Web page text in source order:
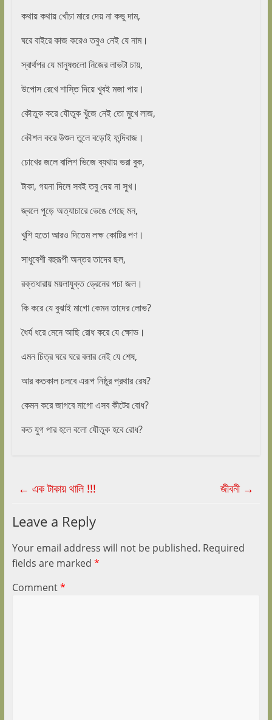
কথায় কথায় খোঁচা মারে দেয় না কভু দাম,
ঘরে বাইরে কাজ করেও তবুও নেই যে নাম।
স্বার্থপর যে মানুষগুলো নিজের লাভটা চায়,
উপোস রেখে শাস্তি দিয়ে খুবই মজা পায়।
কৌতুক করে যৌতুক খুঁজে নেই তো মুখে লাজ,
কৌশল করে উশুল তুলে বড়োই ফন্দিবাজ।
চোখের জলে বালিশ ভিজে ব্যথায় ভরা বুক,
টাকা, গয়না দিলে সবই তবু দেয় না সুখ।
জ্বলে পুড়ে অত্যাচারে ভেঙে গেছে মন,
খুশি হতো আরও দিতেম লক্ষ কোটির পণ।
সাধুবেশী বহুরূপী অন্তর তাদের ছল,
রক্তধারায় ময়লাযুক্ত ড্রেনের পচা জল।
কি করে যে বুঝাই মাগো কেমন তাদের লোভ?
ধৈর্য ধরে মেনে আছি রোধ করে যে ক্ষোভ।
এমন চিত্র ঘরে ঘরে বলার নেই যে শেষ,
আর কতকাল চলবে এরূপ নিষ্ঠুর প্রথার রেষ?
কেমন করে জাগবে মাগো এসব কীটের বোধ?
কত যুগ পার হলে বলো যৌতুক হবে রোধ?
← এক টাকায় থালি !!! জীবনী →
Leave a Reply
Your email address will not be published. Required
fields are marked *
Comment*